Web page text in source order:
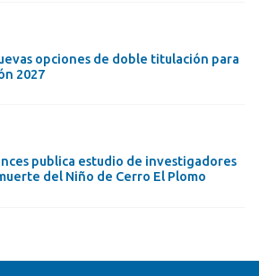
opciones de doble titulación para
2027
publica estudio de investigadores
del Niño de Cerro El Plomo